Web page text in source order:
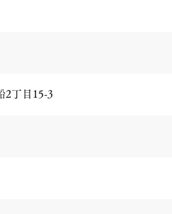
2丁目15-3